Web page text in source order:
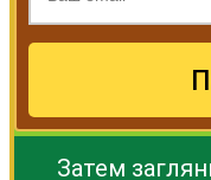
Затем